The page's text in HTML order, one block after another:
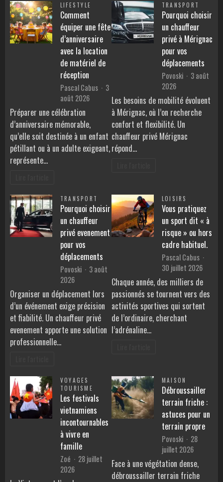
LIFESTYLE
Comment
équiper une fête
d’anniversaire
avec la location
de matériel de
réception
Pascal Cabus
3
août 2026
Préparer une célébration
d’anniversaire mémorable,
qu’elle soit destinée à un enfant
pétillant ou à un adulte exigeant,
représente…
TRANSPORT
Pourquoi choisir
un chauffeur
privé à Mérignac
pour vos
déplacements
Povoski
3 août
2026
Les besoins de mobilité évoluent
à Mérignac, où l’on recherche
confort et flexibilité. Un
chauffeur privé Mérignac
répond…
TRANSPORT
Pourquoi choisir
un chauffeur
privé evenement
pour vos
déplacements
Povoski
3 août
2026
Organiser un déplacement lors
d’un événement exige précision
et fiabilité. Un chauffeur privé
evenement apporte une solution
professionnelle…
LOISIRS
Vous pratiquez
un sport dit « à
risque » ou hors
cadre habituel.
Pascal Cabus
30 juillet 2026
Chaque année, des milliers de
passionnés se tournent vers des
activités sportives qui sortent
de l’ordinaire, cherchant
l’adrénaline…
VOYAGES
TOURISME
Les festivals
vietnamiens
incontournables
à vivre en
famille
Zoé
28 juillet
2026
MAISON
Débroussailler
terrain friche :
astuces pour un
terrain propre
Povoski
28
juillet 2026
Face à une végétation dense,
débroussailler terrain friche